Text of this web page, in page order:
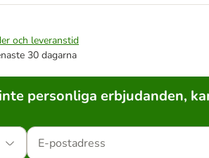
och leveranstid
30 dagarna
personliga erbjudanden,